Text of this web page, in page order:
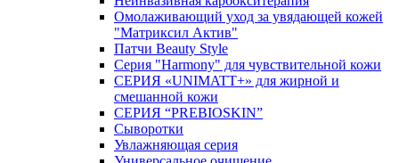
Омолаживающий уход за увядающей кожей
"Матриксил Актив"
Патчи Beauty Style
Серия "Harmony" для чувствительной кожи
СЕРИЯ «UNIMATT+» для жирной и
смешанной кожи
СЕРИЯ “PREBIOSKIN”
Сыворотки
Увлажняющая серия